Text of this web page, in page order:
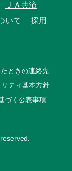
ＪＡ共済
いて
採用
ときの連絡先
ティ基本方針
づく公表事項